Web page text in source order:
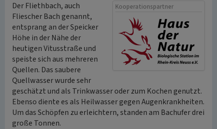
Kooperationspartner
Der Fliethbach, auch
Fliescher Bach genannt,
entsprang an der Speicker
Höhe in der Nähe der
heutigen Vitusstraße und
speiste sich aus mehreren
Quellen. Das saubere
Quellwasser wurde sehr
geschätzt und als Trinkwasser oder zum Kochen genutzt.
Ebenso diente es als Heilwasser gegen Augenkrankheiten.
Um das Schöpfen zu erleichtern, standen am Bachufer drei
große Tonnen.